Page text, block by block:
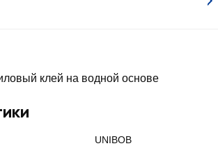
клей на водной основе
UNIBOB